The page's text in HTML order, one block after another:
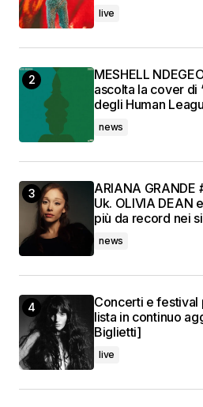
live
MESHELL
ascolta la cover di
degli Human
news
ARIANA GRANDE
Uk. OLIVIA DEAN
più da record nei
news
Concerti e festival
lista in continuo
Biglietti]
live